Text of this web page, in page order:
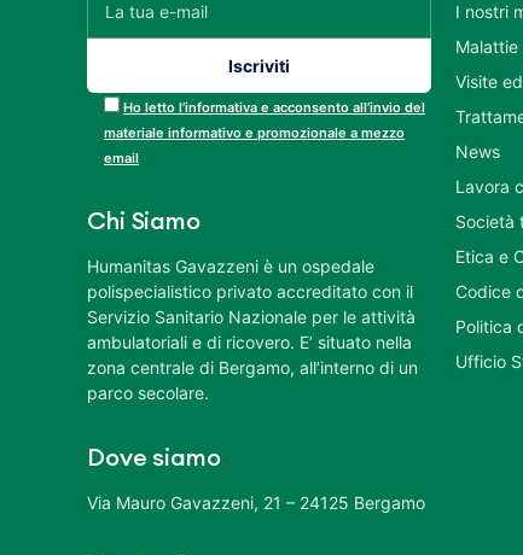
Ho letto l’informativa e acconsento all’invio del
materiale informativo e promozionale a mezzo
email
Chi Siamo
Humanitas Gavazzeni è un ospedale
polispecialistico privato accreditato con il
Servizio Sanitario Nazionale per le attività
ambulatoriali e di ricovero. E’ situato nella
zona centrale di Bergamo, all’interno di un
parco secolare.
Dove siamo
Via Mauro Gavazzeni, 21 – 24125 Bergamo
I nostri
Malattie
Visite
News
Lavora
Società
Etica e
Codice
Politica
Ufficio